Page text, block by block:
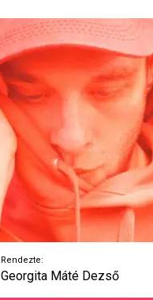
Rendezte:
Rusznyák Gábor